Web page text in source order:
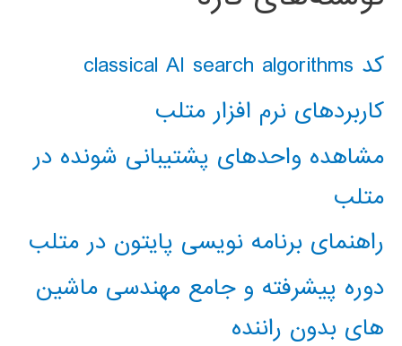
کد classical AI search algorithms
کاربردهای نرم افزار متلب
مشاهده واحدهای پشتیبانی شونده در
متلب
راهنمای برنامه نویسی پایتون در متلب
دوره پیشرفته و جامع مهندسی ماشین
های بدون راننده